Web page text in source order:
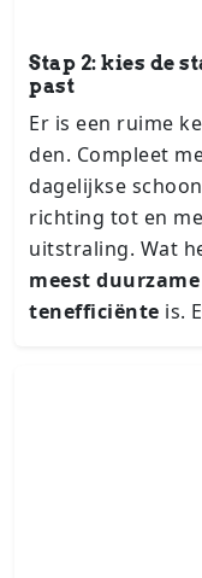
Stap 2: kies de
past
Er is een ruime
den. Compleet
dagelijkse
rich­ting tot en
uitstraling. Wat
meest
ten­ef­fi­ci­ën­te is.